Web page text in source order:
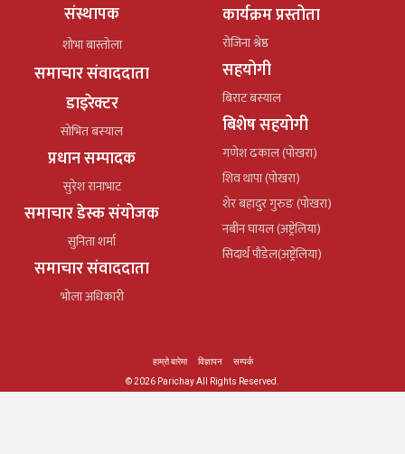
संस्थापक
शोभा बास्तोला
समाचार संवाददाता
डाइरेक्टर
सोभित बस्याल
प्रधान सम्पादक
सुरेश रानाभाट
समाचार डेस्क संयोजक
सुनिता शर्मा
समाचार संवाददाता
भोला अधिकारी
कार्यक्रम प्रस्तोता
रोजिना श्रेष्ठ
सहयोगी
बिराट बस्याल
बिशेष सहयोगी
गणेश ढकाल (पोखरा)
शिव थापा (पोखरा)
शेर बहादुर गुरुङ (पोखरा)
नबीन घायल (अष्ट्रेलिया)
सिदार्थ पौडेल(अष्ट्रेलिया)
हाम्रो बारेमा विज्ञापन
सम्पर्क
© 2026 Parichay All Rights Reserved.